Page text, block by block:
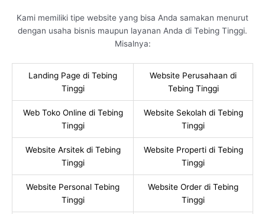
Kami memiliki tipe website yang bisa Anda samakan menurut
dengan usaha bisnis maupun layanan Anda di Tebing Tinggi.
Misalnya:
Landing Page di Tebing
Tinggi
Website Perusahaan di
Tebing Tinggi
Web Toko Online di Tebing
Tinggi
Website Sekolah di Tebing
Tinggi
Website Arsitek di Tebing
Tinggi
Website Properti di Tebing
Tinggi
Website Personal Tebing
Tinggi
Website Order di Tebing
Tinggi